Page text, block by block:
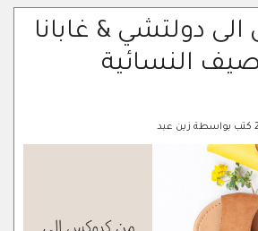
دولتشي & غابانا
النسائية
كتب بواسطة زين عبد